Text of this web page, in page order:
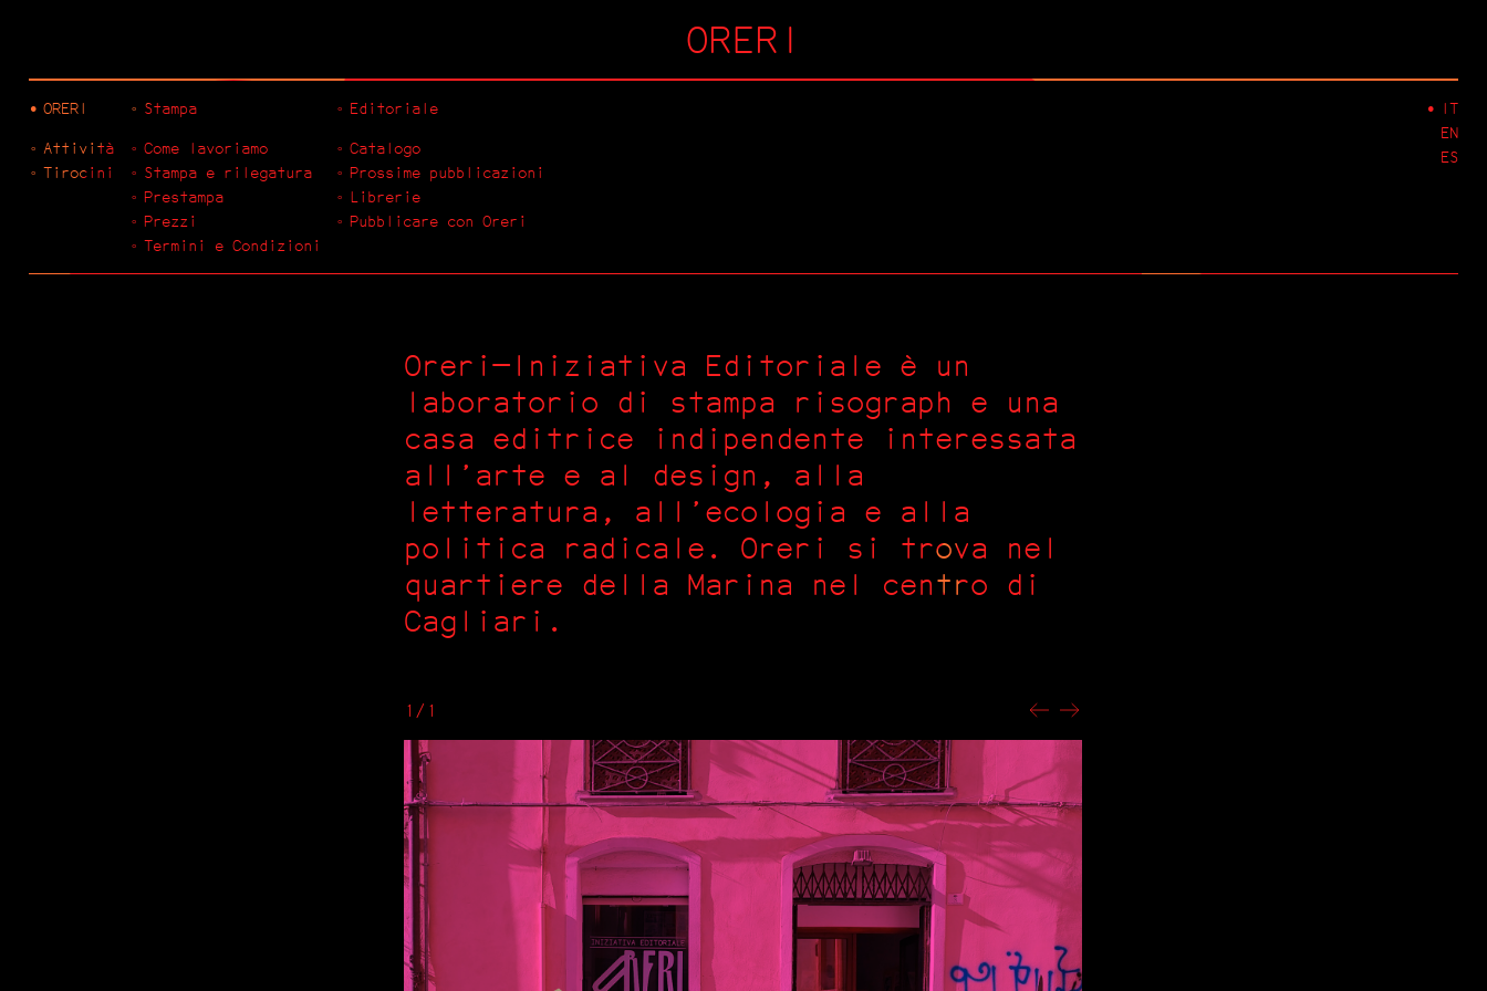
ORERI
ORERI
Attività
Tirocini
Stampa
Come lavoriamo
Stampa e rilegatura
Prestampa
Prezzi
Termini e Condizioni
Editoriale
Catalogo
Prossime pubblicazioni
Librerie
Pubblicare con Oreri
IT
EN
ES
Oreri—Iniziativa Editoriale è un
laboratorio di stampa risograph e una
casa editrice indipendente interessata
all’arte e al design, alla
letteratura, all’ecologia e alla
politica radicale. Oreri si trova nel
quartiere della Marina nel centro di
Cagliari.
1/1